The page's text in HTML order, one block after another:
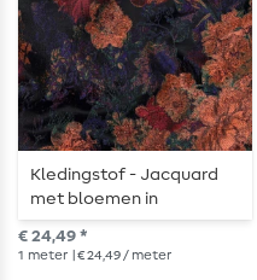
Kledingstof - Jacquard
met bloemen in
verschillende kleuren
€ 24,49 *
1 meter | € 24,49 / meter